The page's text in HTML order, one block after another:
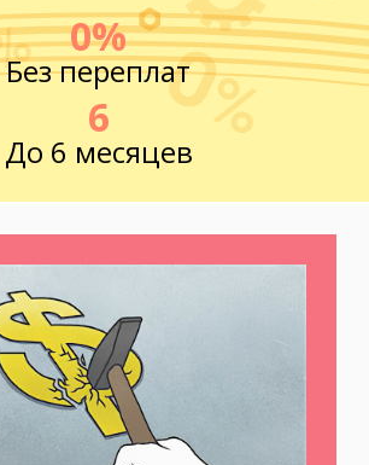
0%
Без переплат
6
До 6 месяцев